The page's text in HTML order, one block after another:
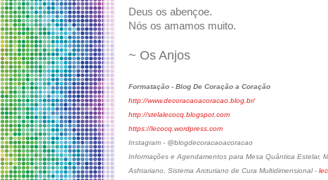
Deus os abençoe.
Nós os amamos muito.
~ Os Anjos
Formatação - Blog De Coração a Coração
http://www.decoracaoacoracao.blog.br/
http://stelalecocq.blogspot.com
https://lecocq.wordpress.com
Instagram - @blogdecoracaoacoracao
Informações e Agendamentos para Mesa Quântica Estelar,
Ashtariano, Sistema Arcturiano de Cura Multidimensional -